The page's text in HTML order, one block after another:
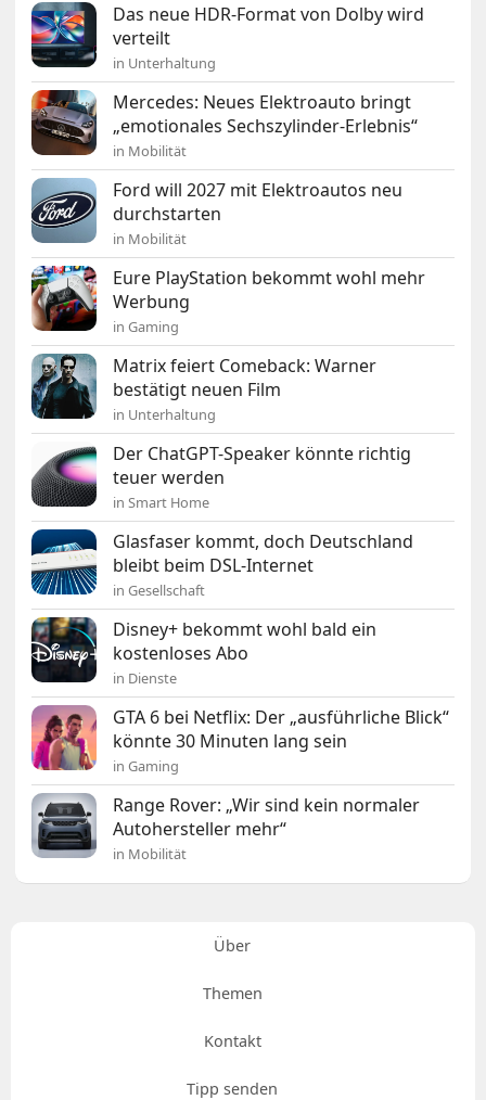
Das neue HDR-Format von Dolby wird
verteilt
in Unterhaltung
Mercedes: Neues Elektroauto bringt
„emotionales Sechszylinder-Erlebnis“
in Mobilität
Ford will 2027 mit Elektroautos neu
durchstarten
in Mobilität
Eure PlayStation bekommt wohl mehr
Werbung
in Gaming
Matrix feiert Comeback: Warner
bestätigt neuen Film
in Unterhaltung
Der ChatGPT-Speaker könnte richtig
teuer werden
in Smart Home
Glasfaser kommt, doch Deutschland
bleibt beim DSL-Internet
in Gesellschaft
Disney+ bekommt wohl bald ein
kostenloses Abo
in Dienste
GTA 6 bei Netflix: Der „ausführliche Blick“
könnte 30 Minuten lang sein
in Gaming
Range Rover: „Wir sind kein normaler
Autohersteller mehr“
in Mobilität
Über
Themen
Kontakt
Tipp senden